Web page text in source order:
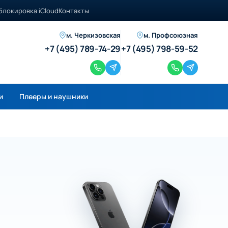
iCloudКонтакты
м. Черкизовская
+7 (495) 789-74-29
м. Профсоюзная
+7 (495) 798-59-52
Плееры и наушники